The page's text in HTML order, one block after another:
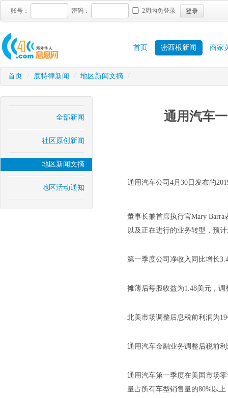
账号： 密码： 2周内免登录 登录
首页 密西根新闻 商家
首页 / 底特律新闻 / 地区新闻文摘 /
全部新闻
社区原创新闻
地区新闻文摘
地区活动通知
通用汽车
通用汽车公司4月30日发布的
董事长兼首席执行官Mary
以及正在进行的业务转型，预
第一季度公司净收入同比增长
摊薄后每股收益为1.48美元，
北美市场调整后息税前利润为
通用汽车金融业务调整后税前
通用汽车第一季度在美国市场
量占所有车型销售量的80%以